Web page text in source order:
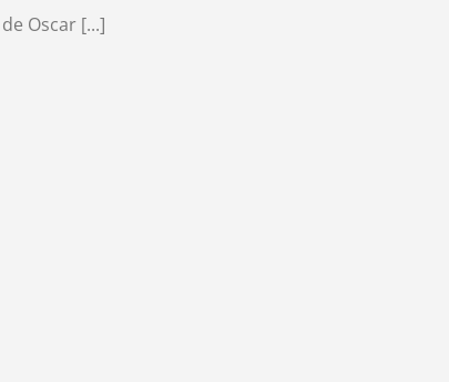
Oscar [...]